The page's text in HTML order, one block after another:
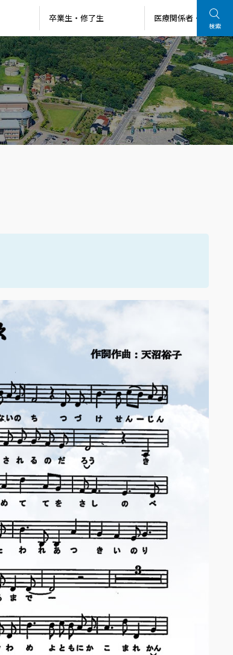
検索
卒業生・修了生 医療関係者・ 一般の方